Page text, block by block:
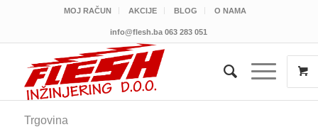
MOJ RAČUN AKCIJE BLOG O NAMA
info@flesh.ba 063 283 051
Trgovina